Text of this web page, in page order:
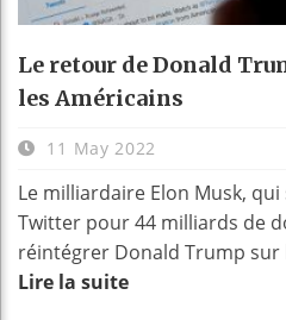
Le retour de Donald
les Américains
11 May 2022
Le milliardaire Elon Musk,
Twitter pour 44 milliards de
réintégrer Donald Trump sur
Lire la suite